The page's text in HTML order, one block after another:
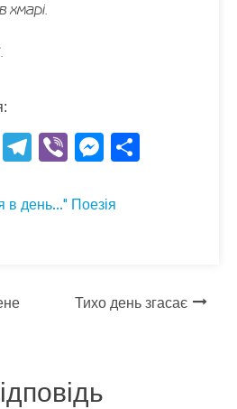
хмарі.
T T
e
Vi
er
M
se
er
в день..." Поезія
Тихо день згасає